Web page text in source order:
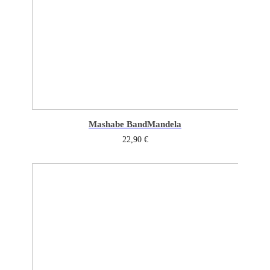
Mashabe BandMandela
22,90 €